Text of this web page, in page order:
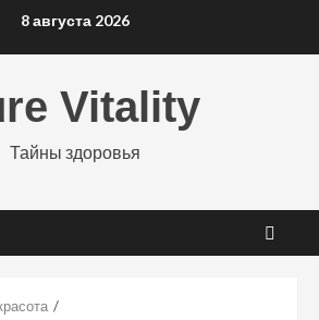
8 августа 2026
Vitality
Тайны здоровья